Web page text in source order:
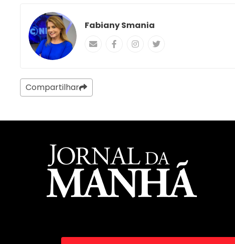
Fabiany Smania
Compartilhar